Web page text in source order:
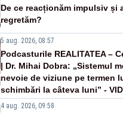
De ce reacționăm impulsiv și
regretăm?
5 aug. 2026, 08:57
Podcasturile REALITATEA –
| Dr. Mihai Dobra: „Sistemul
nevoie de viziune pe termen
schimbări la câteva luni” -
4 aug. 2026, 09:58